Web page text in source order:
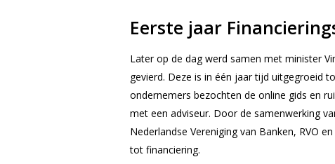
Eerste jaar
Later op de dag werd samen met minister
gevierd. Deze is in één jaar tijd uitgegroeid
ondernemers bezochten de online gids en
met een adviseur. Door de samenwerking
Nederlandse Vereniging van Banken, RVO
tot financiering.